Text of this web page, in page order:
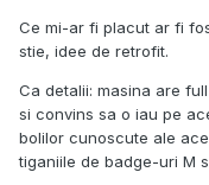
Ce mi-ar fi placut ar fi
stie, idee de retrofit.
Ca detalii: masina are
si convins sa o iau pe
bolilor cunoscute ale
tiganiile de badge-uri M